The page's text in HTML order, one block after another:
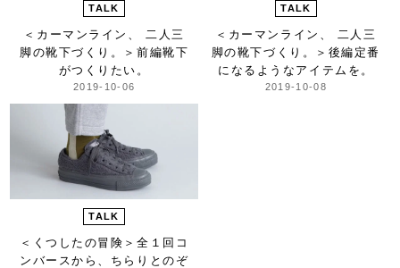
TALK
＜カーマンライン、 二人三
脚の靴下づくり。＞ 前編靴下
がつくりたい。
2019-10-06
TALK
＜カーマンライン、 二人三
脚の靴下づくり。＞ 後編定番
になるようなアイテムを。
2019-10-08
TALK
＜くつしたの冒険＞ 全１回コ
ンバースから、ちらりとのぞ